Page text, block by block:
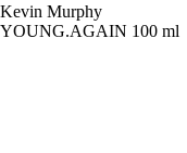
Kevin Murphy
YOUNG.AGAIN 100 ml